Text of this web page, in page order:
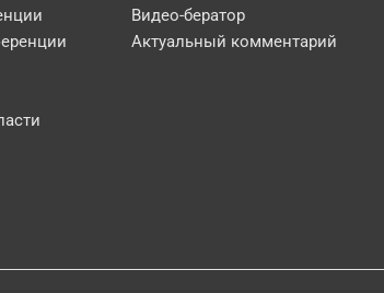
Видео-бератор
Актуальный комментарий